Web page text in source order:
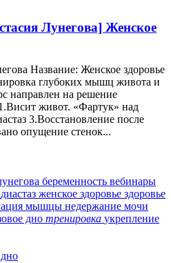
Лунегова] Женское
Название: Женское здоровье
глубоких мышц живота и
направлен на решение
живот. «Фартук» над
3.Восстановление после
опущение стенок...
беременность вебинары
диастаз женское здоровье здоровье
мышцы недержание мочи
дно тренировка укрепление